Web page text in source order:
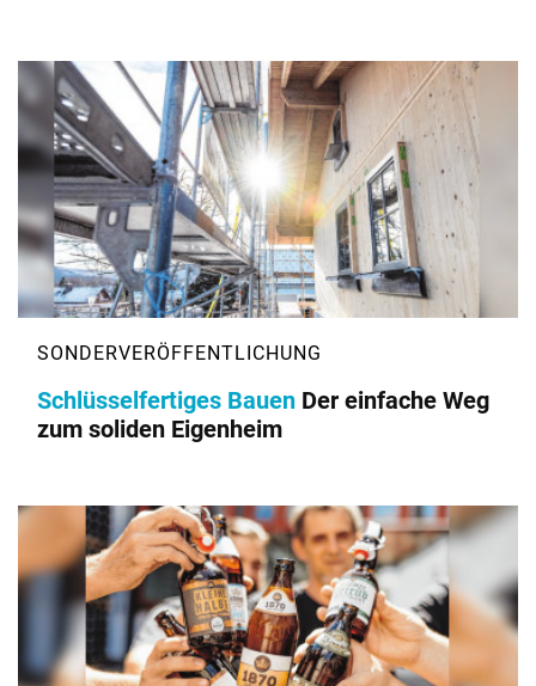
Schlüsselfertiges Bauen Der einfache Weg
zum soliden Eigenheim